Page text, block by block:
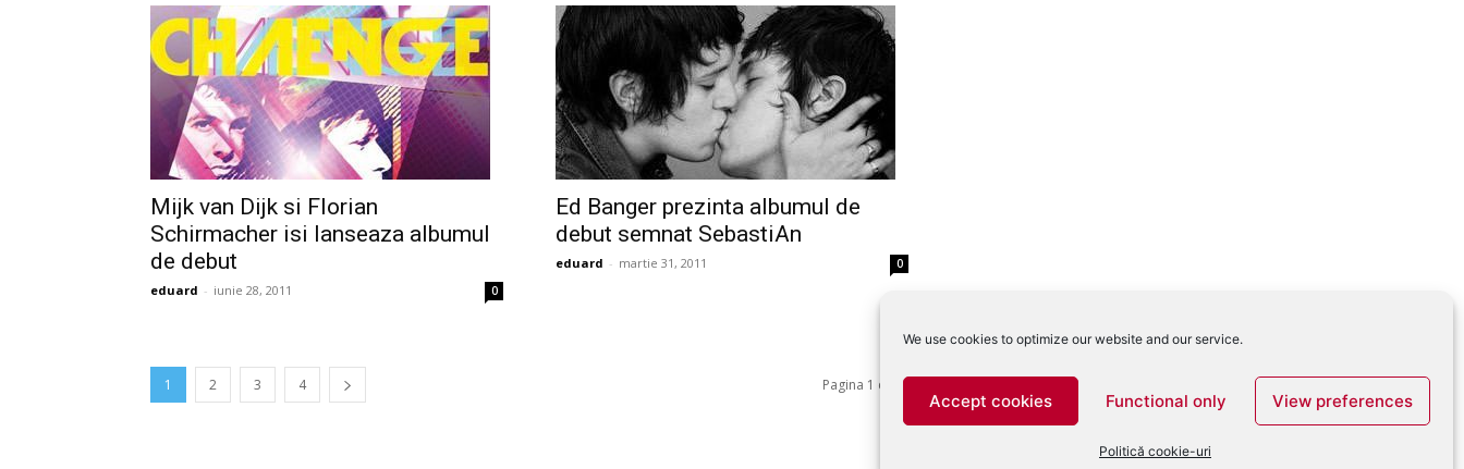
We use cookies to optimize our website and our service.
Accept cookies Functional only View preferences
Politică cookie-uri
Mijk van Dijk si Florian
Schirmacher isi lanseaza albumul
de debut
eduard - iunie 28, 2011 0
Ed Banger prezinta albumul de
debut semnat SebastiAn
eduard - martie 31, 2011 0
1 2 3 4 Pagina 1 din 4